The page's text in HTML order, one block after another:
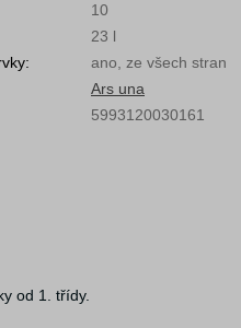
10
23 l
ano, ze všech stran
Ars una
5993120030161
od 1. třídy.